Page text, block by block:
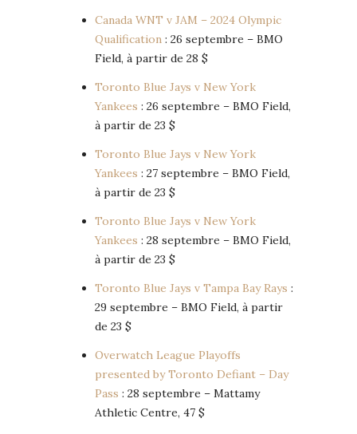
Canada WNT v JAM – 2024 Olympic
Qualification : 26 septembre – BMO
Field, à partir de 28 $
Toronto Blue Jays v New York
Yankees : 26 septembre – BMO Field,
à partir de 23 $
Toronto Blue Jays v New York
Yankees : 27 septembre – BMO Field,
à partir de 23 $
Toronto Blue Jays v New York
Yankees : 28 septembre – BMO Field,
à partir de 23 $
Toronto Blue Jays v Tampa Bay Rays :
29 septembre – BMO Field, à partir
de 23 $
Overwatch League Playoffs
presented by Toronto Defiant – Day
Pass : 28 septembre – Mattamy
Athletic Centre, 47 $